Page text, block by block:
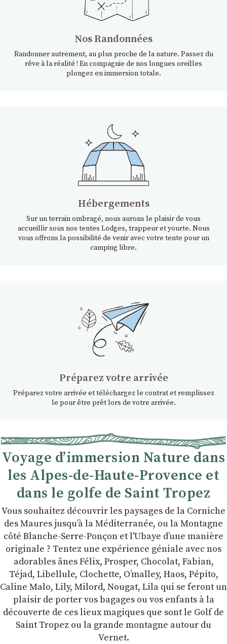
Nos Randonnées
Randonner autrement, au plus proche de la nature. Passez du
rêve à la réalité ! En compagnie de nos longues oreilles
plongez en immersion totale.
Hébergements
Sur un terrain ombragé, nous aurons le plaisir de vous
accueillir sous nos tentes Lodges, trappeur et yourte. Nous
vous offrons la possibilité de venir avec votre tente pour un
camping libre.
Préparez votre arrivée
Préparez votre arrivée et téléchargez le contrat et remplissez
le pour être prêt lors de votre arrivée.
Voyage d’immersion Nature dans
les Alpes-de-Haute-Provence et
dans le golfe de Saint Tropez
Vous souhaitez découvrir les paysages de la Corniche
des Maures jusqu’à la Méditerranée, ou la Montagne
côté Blanche-Serre-Ponçon et l'Ubaye dʼune manière
originale ? Tentez une expérience géniale avec nos
adorables ânes Félix, Prosper, Chocolat, Fabian,
Téjad, Libellule, Clochette, Oʼmalley, Haos, Pépito,
Caline Malo, Lily, Milord, Nougat, Lila qui se feront un
plaisir de porter vos bagages ou vos enfants à la
découverte de ces lieux magiques que sont le Golf de
Saint Tropez ou la grande montagne autour du
Vernet.